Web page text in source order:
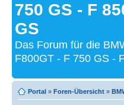
750 GS - F
GS
Das Forum für die
F800GT - F 750 GS -
Portal » Foren-Übersicht »